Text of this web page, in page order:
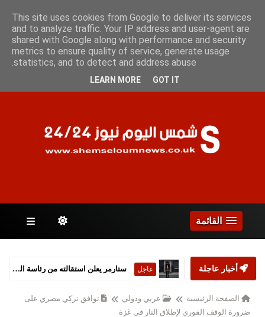
السبت 8 أغسطس 2026
الصفحات
القائمة
أخبار عاجلة عاجل ستارمر يعلن استقالته من رئاسة الحكومة البريطانية
الصفحة الرئيسية عربي ودولي
توافق تركي مصري على
ضرورة الوقف الفوري لإطلاق النار في غزة
This site uses cookies from Google to deliver its services
and to analyze traffic. Your IP address and user-agent are
shared with Google along with performance and security
metrics to ensure quality of service, generate usage
statistics, and to detect and address abuse.
LEARN MORE GOT IT